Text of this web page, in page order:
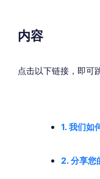
内容
点击以下链接，即可
1. 我们如
2. 分享您